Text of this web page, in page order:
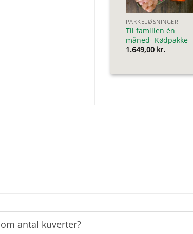
PAKKELØSNINGER
Til familien én
måned- Kødpakke
1.649,00 kr.
antal kuverter?